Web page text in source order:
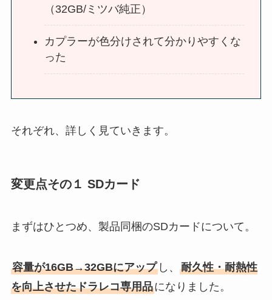
（32GB/ミツバ純正）
カプラーが色分けされて分かりやすくな
った
それぞれ、詳しく見ていきます。
変更点その１ SDカード
まずはひとつめ、製品同梱のSDカードについて。
容量が16GB→32GBにアップし、 耐久性・耐熱性
を向上させたドラレコ専用品になりました。